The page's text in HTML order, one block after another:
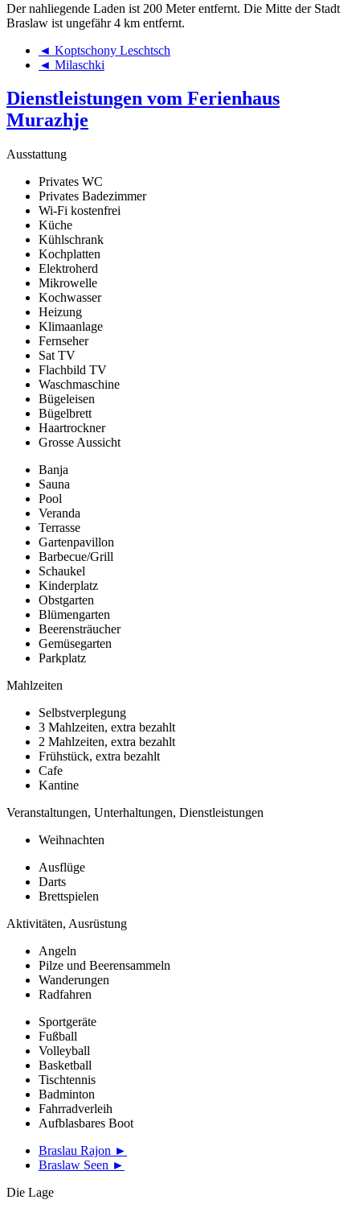
Der nahliegende Laden ist 200 Meter entfernt. Die Mitte der Stadt
Braslaw ist ungefähr 4 km entfernt.
◄ Koptschony Leschtsch
◄ Milaschki
Dienstleistungen vom Ferienhaus
Murazhje
Ausstattung
Privates WC
Privates Badezimmer
Wi-Fi kostenfrei
Küche
Kühlschrank
Kochplatten
Elektroherd
Mikrowelle
Kochwasser
Heizung
Klimaanlage
Fernseher
Sat TV
Flachbild TV
Waschmaschine
Bügeleisen
Bügelbrett
Haartrockner
Grosse Aussicht
Banja
Sauna
Pool
Veranda
Terrasse
Gartenpavillon
Barbecue/Grill
Schaukel
Kinderplatz
Obstgarten
Blümengarten
Beerensträucher
Gemüsegarten
Parkplatz
Mahlzeiten
Selbstverplegung
3 Mahlzeiten, extra bezahlt
2 Mahlzeiten, extra bezahlt
Frühstück, extra bezahlt
Cafe
Kantine
Veranstaltungen, Unterhaltungen, Dienstleistungen
Weihnachten
Ausflüge
Darts
Brettspielen
Aktivitäten, Ausrüstung
Angeln
Pilze und Beerensammeln
Wanderungen
Radfahren
Sportgeräte
Fußball
Volleyball
Basketball
Tischtennis
Badminton
Fahrradverleih
Aufblasbares Boot
Braslau Rajon ►
Braslaw Seen ►
Die Lage